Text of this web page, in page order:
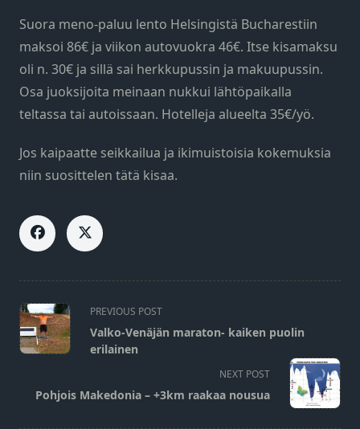
Suora meno-paluu lento Helsingistä Bucharestiin
maksoi 86€ ja viikon autovuokra 46€. Itse kisamaksu
oli n. 30€ ja sillä sai herkkupussin ja makuupussin.
Osa juoksijoita meinaan nukkui lähtöpaikalla
teltassa tai autoissaan. Hotelleja alueelta 35€/yö.
Jos kaipaatte seikkailua ja ikimuistoisia kokemuksia
niin suosittelen tätä kisaa.
<span
class="nav-
subtitle
reader-
text">Page</span>
PREVIOUS POST
Valko-Venäjän maraton- kaiken puolin
erilainen
NEXT POST
Pohjois Makedonia – +3km raakaa nousua